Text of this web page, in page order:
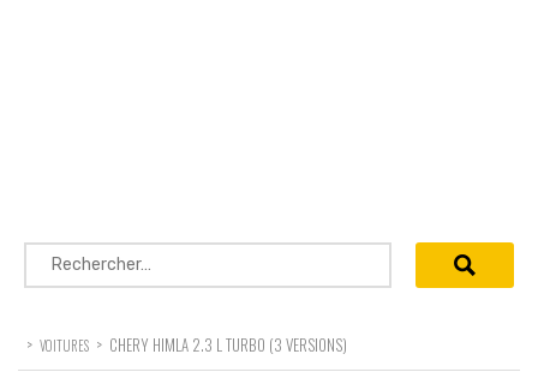
Rechercher :
> VOITURES > CHERY HIMLA 2.3 L TURBO (3 VERSIONS)